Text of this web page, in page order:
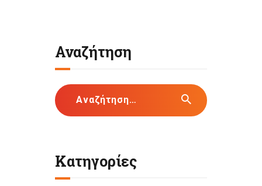
Αναζήτηση
Αναζήτηση
για:
Κατηγορίες